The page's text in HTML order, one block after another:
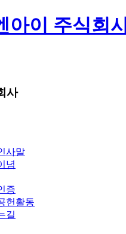
아이 주식회
사
사말
념
증
헌활동
길